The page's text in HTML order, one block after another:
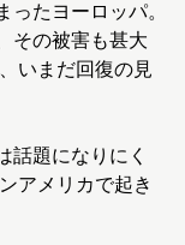
ったヨーロッパ。
その被害も甚大
いまだ回復の見
題になりにく
アメリカで起き